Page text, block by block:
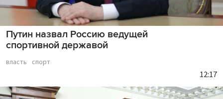
Путин назвал Россию ведущей
спортивной державой
власть спорт
12:17